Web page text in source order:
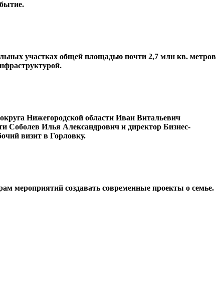
участках общей площадью почти 2,7 млн кв. метров
Нижегородской области Иван Витальевич
Соболев Илья Александрович и директор Бизнес-
визит в Горловку.
мероприятий создавать современные проекты о семье.